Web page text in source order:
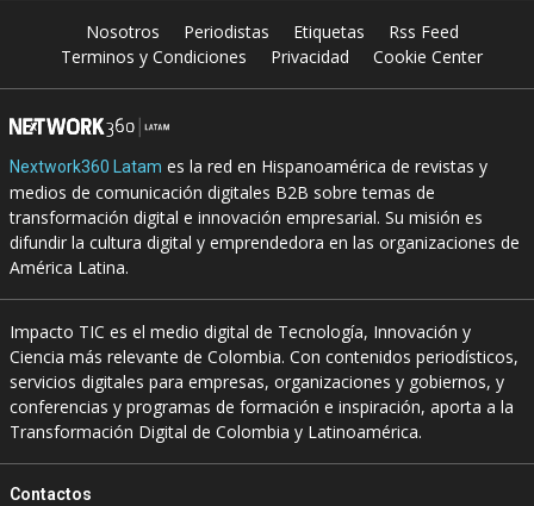
Nosotros Periodistas Etiquetas
Rss Feed
Terminos y Condiciones
Privacidad Cookie Center
Nextwork360 Latam es la red en Hispanoamérica de revistas y
medios de comunicación digitales B2B sobre temas de
transformación digital e innovación empresarial. Su misión es
difundir la cultura digital y emprendedora en las organizaciones de
América Latina.
Impacto TIC es el medio digital de Tecnología, Innovación y
Ciencia más relevante de Colombia. Con contenidos periodísticos,
servicios digitales para empresas, organizaciones y gobiernos, y
conferencias y programas de formación e inspiración, aporta a la
Transformación Digital de Colombia y Latinoamérica.
Contactos